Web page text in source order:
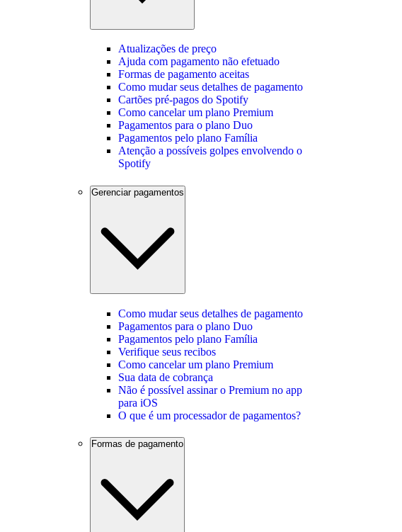
Atualizações de preço
Ajuda com pagamento não efetuado
Formas de pagamento aceitas
Como mudar seus detalhes de pagamento
Cartões pré-pagos do Spotify
Como cancelar um plano Premium
Pagamentos para o plano Duo
Pagamentos pelo plano Família
Atenção a possíveis golpes envolvendo o
Spotify
Gerenciar pagamentos
Como mudar seus detalhes de pagamento
Pagamentos para o plano Duo
Pagamentos pelo plano Família
Verifique seus recibos
Como cancelar um plano Premium
Sua data de cobrança
Não é possível assinar o Premium no app
para iOS
O que é um processador de pagamentos?
Formas de pagamento